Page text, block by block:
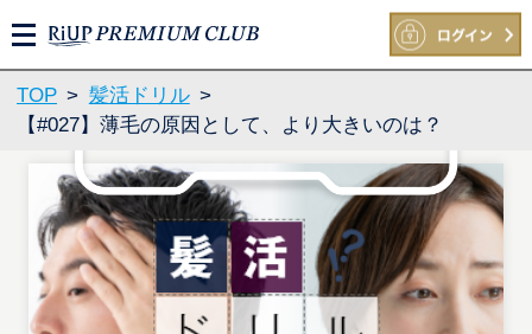
M
N
U
TOP > 髪活ドリル >
【#027】薄毛の原因として、より大きいのは？